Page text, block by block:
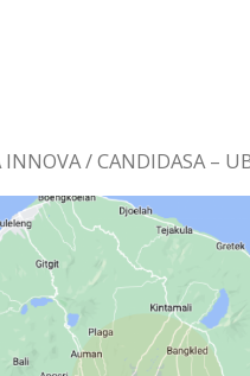
INNOVA/ CANDIDASA –